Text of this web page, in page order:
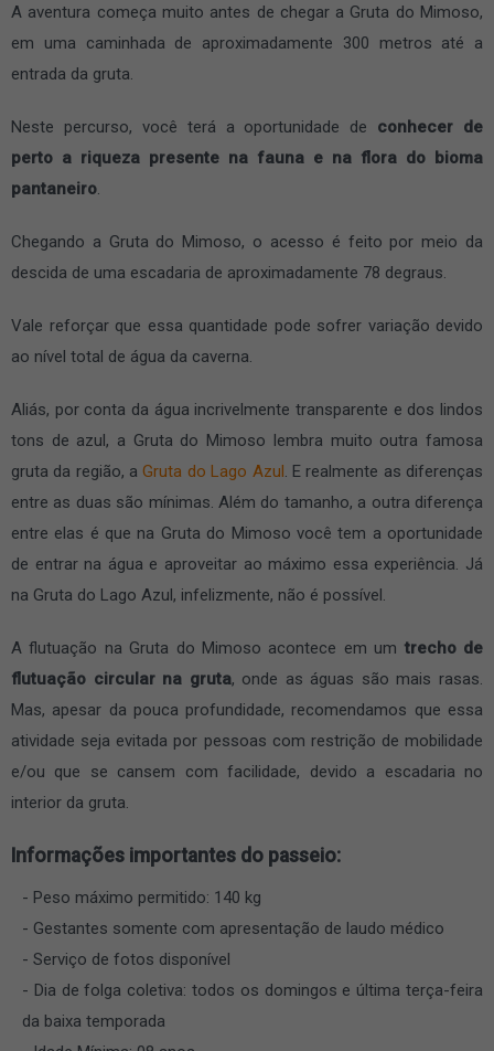
A aventura começa muito antes de chegar a Gruta do Mimoso,
em uma caminhada de aproximadamente 300 metros até a
entrada da gruta.
Neste percurso, você terá a oportunidade de conhecer de
perto a riqueza presente na fauna e na flora do bioma
pantaneiro
Chegando a Gruta do Mimoso, o acesso é feito por meio da
descida de uma escadaria de aproximadamente 78 degraus.
Vale reforçar que essa quantidade pode sofrer variação devido
ao nível total de água da caverna.
Aliás, por conta da água incrivelmente transparente e dos lindos
tons de azul, a Gruta do Mimoso lembra muito outra famosa
gruta da região, aGruta do Lago Azul . E realmente as diferenças
entre as duas são mínimas. Além do tamanho, a outra diferença
entre elas é que na Gruta do Mimoso você tem a oportunidade
de entrar na água e aproveitar ao máximo essa experiência. Já
na Gruta do Lago Azul, infelizmente, não é possível.
A flutuação na Gruta do Mimoso acontece em um trecho de
flutuação circular na gruta, onde as águas são mais rasas.
Mas, apesar da pouca profundidade, recomendamos que essa
atividade seja evitada por pessoas com restrição de mobilidade
e/ou que se cansem com facilidade, devido a escadaria no
interior da gruta.
Informações importantes do passeio:
Peso máximo permitido: 140 kg
Gestantes somente com apresentação de laudo médico
Serviço de fotos disponível
Dia de folga coletiva: todos os domingos e última terça-feira
da baixa temporada